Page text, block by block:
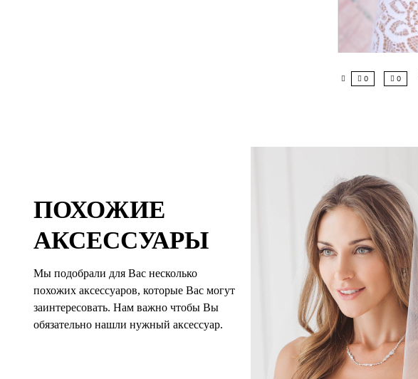
0 0
ПОХОЖИЕ
АКСЕССУАРЫ
Мы подобрали для Вас несколько
похожих аксессуаров, которые Вас могут
заинтересовать. Нам важно чтобы Вы
обязательно нашли нужный аксессуар.